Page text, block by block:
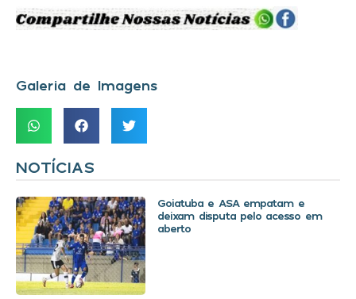
Galeria de Imagens
NOTÍCIAS
Goiatuba e ASA empatam e
deixam disputa pelo acesso em
aberto